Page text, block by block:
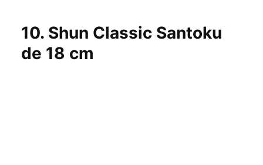
10. Shun Classic Santoku
de 18 cm